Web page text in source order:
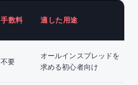
手数料 適した用途
不要
オールインスプレッドを
求める初心者向け